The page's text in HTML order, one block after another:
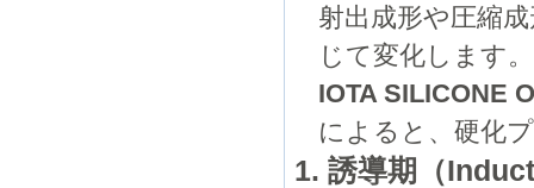
射出成形や圧縮
じて変化します。
IOTA SILICONE
によると、硬化
1. 誘導期（